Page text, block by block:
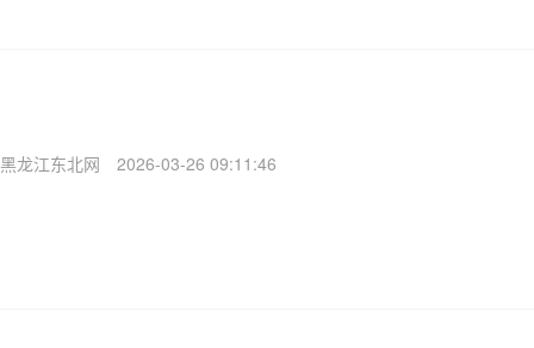
黑龙江东北网 2026-03-26 09:11:46